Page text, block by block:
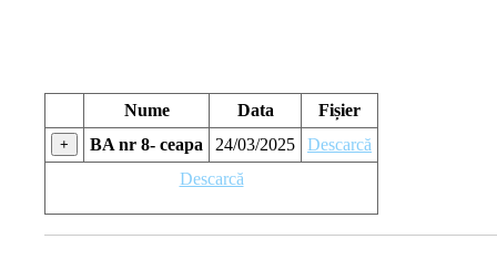
Nume Data Fișier
+ BA nr 8- ceapa 24/03/2025
Descarcă
Descarcă